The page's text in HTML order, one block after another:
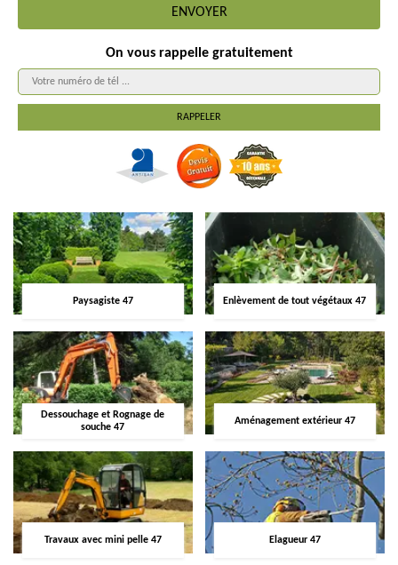
On vous rappelle gratuitement
Paysagiste 47 Enlèvement de tout végétaux 47
Dessouchage et Rognage de
souche 47
Aménagement extérieur 47
Travaux avec mini pelle 47 Elagueur 47